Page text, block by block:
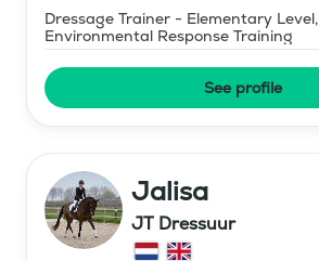
Dressage Trainer - Elementary Level,
Environmental Response Training
See profile
Jalisa
JT Dressuur